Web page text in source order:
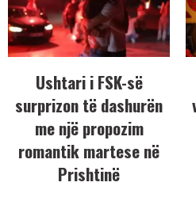
Ushtari i FSK-së
surprizon të dashurën
me një propozim
romantik martese në
Prishtinë